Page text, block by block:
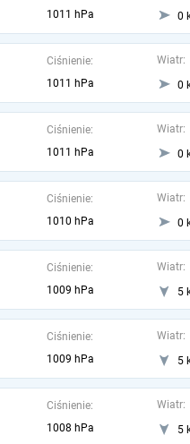
1011 hPa
0
Ciśnienie:
1011 hPa
Wiatr:
0
Ciśnienie:
1011 hPa
Wiatr:
0
Ciśnienie:
1010 hPa
Wiatr:
0
Ciśnienie:
1009 hPa
Wiatr:
5
Ciśnienie:
1009 hPa
Wiatr:
5
Ciśnienie:
1008 hPa
Wiatr:
5